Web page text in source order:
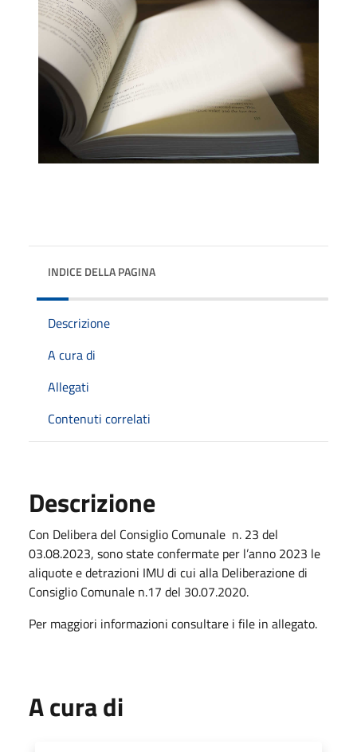
INDICE DELLA PAGINA
Descrizione
A cura di
Allegati
Contenuti correlati
Descrizione
Con Delibera del Consiglio Comunale n. 23 del
03.08.2023, sono state confermate per l’anno 2023 le
aliquote e detrazioni IMU di cui alla Deliberazione di
Consiglio Comunale n.17 del 30.07.2020.
Per maggiori informazioni consultare i file in allegato.
A cura di